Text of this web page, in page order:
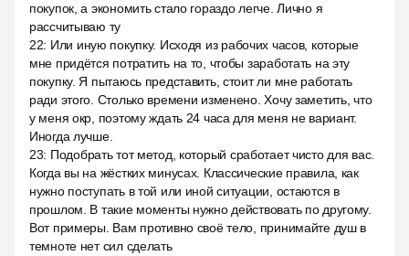
покупок, а экономить стало гораздо легче. Лично я
рассчитываю ту
22: Или иную покупку. Исходя из рабочих часов, которые
мне придётся потратить на то, чтобы заработать на эту
покупку. Я пытаюсь представить, стоит ли мне работать
ради этого. Столько времени изменено. Хочу заметить, что
у меня окр, поэтому ждать 24 часа для меня не вариант.
Иногда лучше.
23: Подобрать тот метод, который сработает чисто для вас.
Когда вы на жёстких минусах. Классические правила, как
нужно поступать в той или иной ситуации, остаются в
прошлом. В такие моменты нужно действовать по другому.
Вот примеры. Вам противно своё тело, принимайте душ в
темноте нет сил сделать